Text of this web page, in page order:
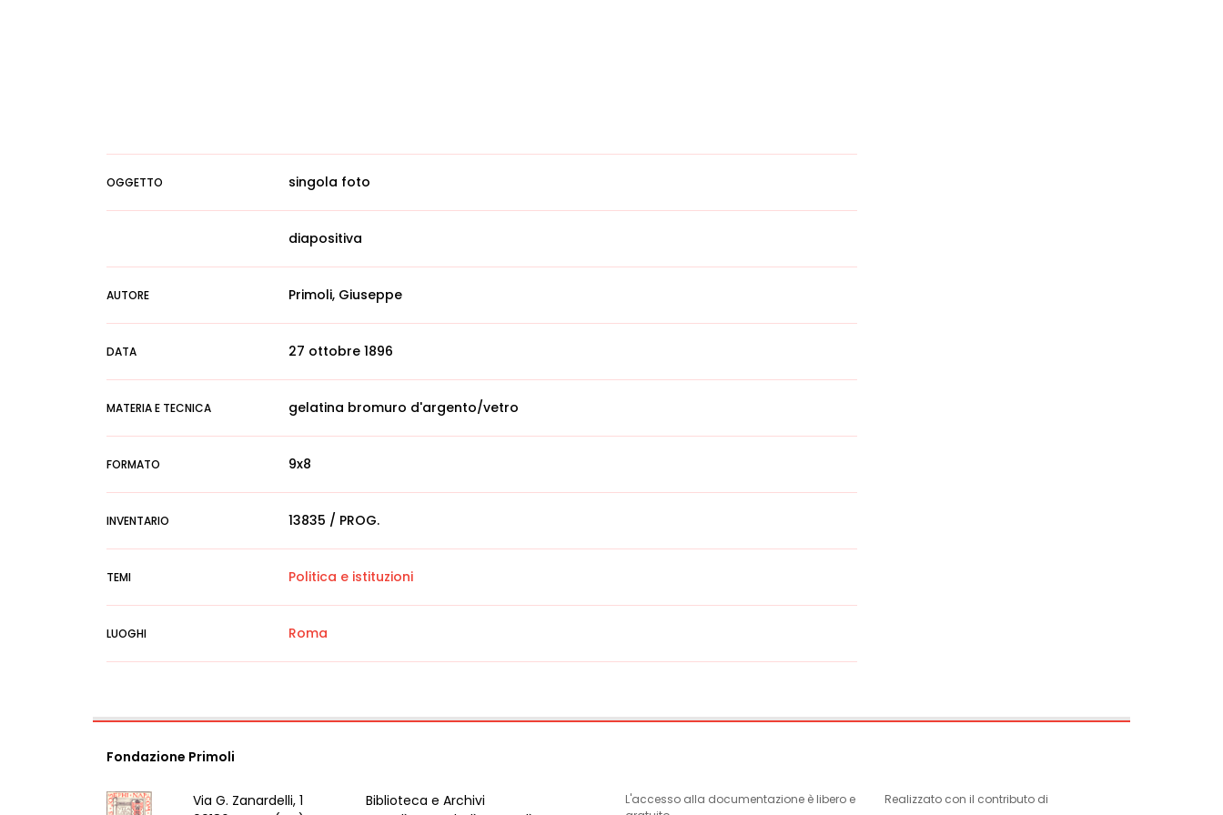
OGGETTO singola foto
diapositiva
AUTORE Primoli, Giuseppe
DATA 27 ottobre 1896
MATERIA E TECNICA gelatina bromuro d'argento/vetro
FORMATO 9x8
INVENTARIO 13835 / PROG.
TEMI Politica e istituzioni
LUOGHI Roma
Fondazione Primoli
Via G. Zanardelli, 1
Biblioteca e Archivi
L'accesso alla documentazione è libero e
Realizzato con il contributo di